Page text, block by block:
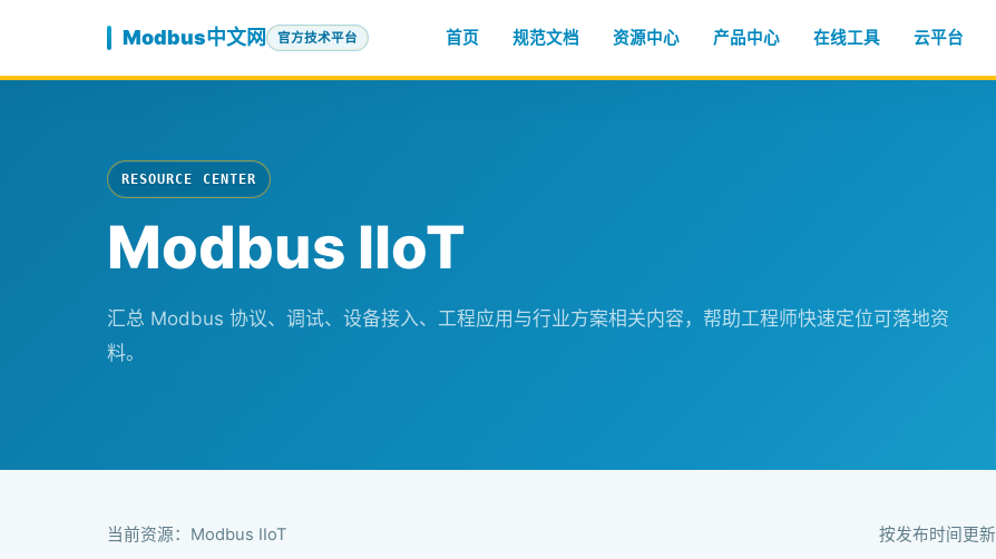
Modbus中文网 官方技术平台 首页 规范文档 资源中心 产品中心 在线工具 云平台
RESOURCE CENTER
Modbus IIoT
汇总 Modbus 协议、调试、设备接入、工程应用与行业方案相关内容，帮助工程师快速定位可落地资
料。
当前资源：Modbus IIoT 按发布时间更新